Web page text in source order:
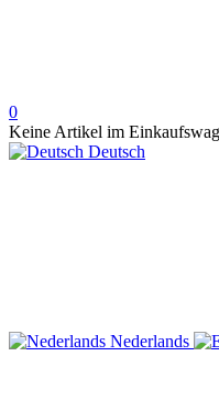
0
Keine Artikel im
Deutsch
Nederlands